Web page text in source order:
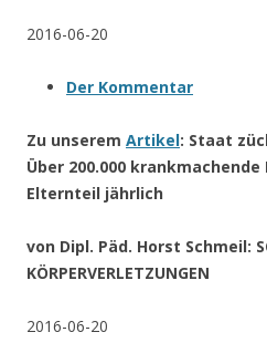
2016-06-20
Der Kommentar
Zu unserem Artikel: Staat
Über 200.000
Elternteil jährlich
von Dipl. Päd. Horst Schmeil:
KÖRPERVERLETZUNGEN
2016-06-20